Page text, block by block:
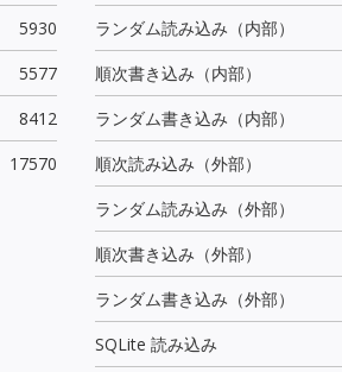
5930
5577
8412
17570
ランダム読み込み（内部）
順次書き込み（内部）
ランダム書き込み（内部）
順次読み込み（外部）
ランダム読み込み（外部）
順次書き込み（外部）
ランダム書き込み（外部）
SQLite 読み込み